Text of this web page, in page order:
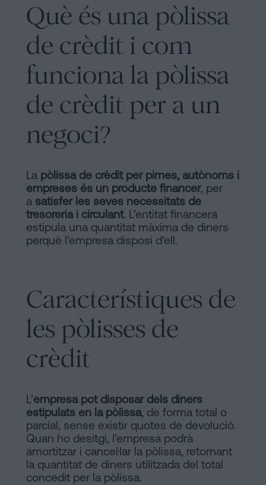
Avis
Legal
Personalizar
cookies
Segueix-
xarxes
socials
herència
en
cinc
Es
pot
signar
hipoteca
sense
d’habitabilitat?
Contactar
Què és una pòlissa
de crèdit i com
funciona la pòlissa
de crèdit per a un
negoci?
La pòlissa de crèdit per pimes, autònoms i
empreses és un producte financer, per
a satisfer les seves necessitats de
tresoreria i circulant. L’entitat financera
estipula una quantitat màxima de diners
perquè l’empresa disposi d’ell.
Característiques de
les pòlisses de
crèdit
L’empresa pot disposar dels diners
estipulats en la pòlissa, de forma total o
parcial, sense existir quotes de devolució.
Quan ho desitgi, l’empresa podrà
amortitzar i cancel·lar la pòlissa, retornant
la quantitat de diners utilitzada del total
concedit per la pòlissa.